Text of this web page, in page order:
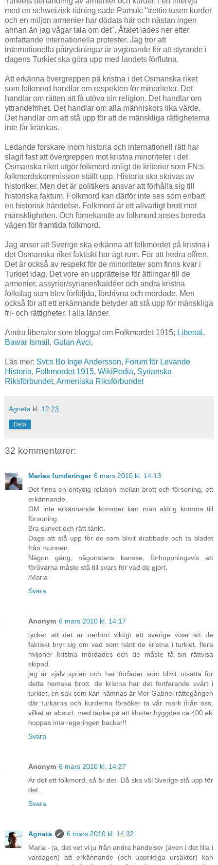
med en schweizisk tidning sade Pamuk: "trettio tusen kurder
och en miljon armenier har dödats här och nästan ingen
annan än jag vågar tala om det". Åtalet lades ner efter
omfattande internationella protester. Jag tror att
internationella påtryckningar är avgörande för att styrande i
dagens Turkiet ska göra upp med landets förflutna.
Att erkänna övergreppen på kristna i det Osmanska riket
som folkmord handlar om respekten för minoriteter. Det
handlar om rätten att få utöva sin religion. Det handlar om
yttrandefrihet. Det handlar om alla människors lika värde.
Det handlar om att stå upp för att de mänskliga rättigheterna
inte får kränkas.
Ledande forskare inom historia och internationell rätt har
slagit fast att övergreppen mot kristna minoriteter i det
Osmanska riket utgör folkmord enligt de kriterier som FN:s
folkmordskommission ställt upp. Historia ska skrivas av
historiker. Men det är politikers ansvar att förhålla sig till
historiska faktum. Folkmord kan därför inte ses som enbart
en historisk händelse. Folkmord är ett allvarligt brott mot
mänskligheten. Och förnekande av folkmord anses bereda
vägen för framtida folkmord.
Jag anser att Sverige ska erkänna att folkmordet på kristna i
det Osmanska riket faktiskt har ägt rum. För att hedra offren.
Det är också av respekt för de minoriteter som finns kvar i
Turkiet idag. Det vore en upprättelse för ättlingar till de
armenier, assyrier/syrianer/kaldéer och andra kristna
folkslag som blev förföljda, fördrivna och mördade. Men
också för att ett erkännande betyder att stå upp för mänskliga
fri- och rättigheter. I alla länder.
Andra liberaler som bloggat om Folkmordet 1915; Liberati,
Bawar Ismail , Gulan Avci,
Läs mer; Svt:s Bo Inge Andersson, Forum för Levande
Historia, Folkmordet 1915, WikiPedia, Syrianska
Riksförbundet, Armeniska Riksförbundet
Agneta kl. 12:23
Dela
32 kommentarer:
Marias funderingar 6 mars 2010 kl. 14:13
Det finns en entydig relation mellan brott och försoning, ett
erkännande.
OM inte erkännande kommer kan man aldrig komma till
försoning.
Bra skrivet och rätt tänkt.
Dags att stå upp för de som blivit drabbade och ta bladet
från munnen.
Någon gång, någonstans kanske, förhoppningsvis att
förövarna måste stå till svars för vad de gjort.
/Maria
Svara
Anonym 6 mars 2010 kl. 14:17
tycker att det är oerhört viktigt att sverige visar att de
faktiskt bryr sig om vad som hänt de kristna i turkiet. flera
miljoner kristna mördades och de måste få sin rättvisa
skipad.
jag är själv syrian och har förfäder som blivit utsatta för
detta hemska brott. de kristna har det fortfarande svårt i
turkiet, en sak som kan nämnas är Mor Gabriel rättegången
där turkarna och kurderna försöker ta vår mark ifrån oss,
vilket är absurt, med tanke på att kloster byggdes ca 400 ek
hoppas inte regeringen backar!!
Svara
Anonym 6 mars 2010 kl. 14:27
Är det ett folkmord, så är det. Då ska väl Sverige stå upp för
det.
Svara
Agneta
6 mars 2010 kl. 14:32
Maria - ja, det vet vi ju från andra händelser (även i det lilla i
vardagen) att erkännande (och uppriktiga ursäkter) kan